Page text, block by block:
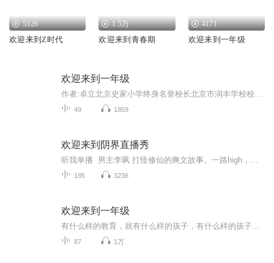
5326
欢迎来到Z时代
1.5万
欢迎来到青春期
4171
欢迎来到一年级
欢迎来到一年级
49 1859
欢迎来到阴界直播秀
185 3236
欢迎来到一年级
87 1万